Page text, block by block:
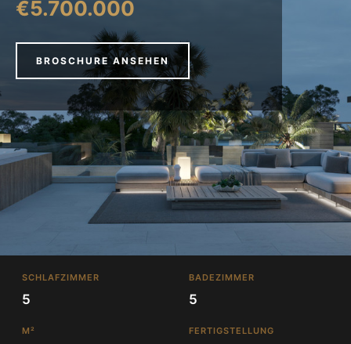
€5.700.000
BROSCHURE ANSEHEN
SCHLAFZIMMER
5
BADEZIMMER
5
M² FERTIGSTELLUNG